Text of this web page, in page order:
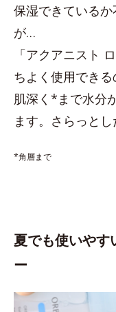
保湿できている
が…
「アクアニスト
ちよく使用できる
肌深く*まで水分
ます。さらっと
*角層まで
夏でも使いやす
ー